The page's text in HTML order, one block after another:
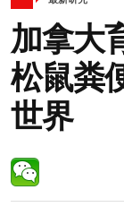
加拿大
松鼠粪
世界